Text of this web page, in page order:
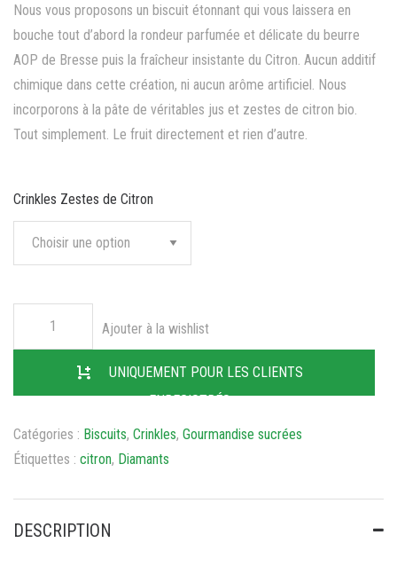
Nous vous proposons un biscuit étonnant qui vous laissera en
bouche tout d’abord la rondeur parfumée et délicate du beurre
AOP de Bresse puis la fraîcheur insistante du Citron. Aucun additif
chimique dans cette création, ni aucun arôme artificiel. Nous
incorporons à la pâte de véritables jus et zestes de citron bio.
Tout simplement. Le fruit directement et rien d’autre.
Crinkles Zestes de Citron
UNIQUEMENT POUR LES CLIENTS
ENREGISTRÉS
Ajouter à la wishlist
Catégories : Biscuits, Crinkles, Gourmandise sucrées
Étiquettes : citron, Diamants
DESCRIPTION